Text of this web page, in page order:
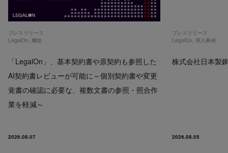
プレスリリース
LegalOn,機能
「LegalOn」、基本契約書や原契約も参照した
AI契約書レビューが可能に～個別契約書や変更
覚書の確認に必要な、複数文書の参照・照合作
業を軽減～
2026.08.07
プレスリリース
LegalOn, 導入事例
株式会社日本製
2026.08.05